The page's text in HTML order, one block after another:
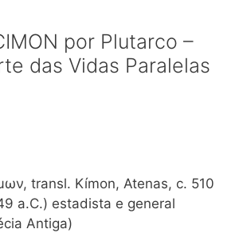
por Plutarco –
das Vidas Paralelas
transl. Kímon, Atenas, c. 510
a.C.) estadista e general
Antiga)